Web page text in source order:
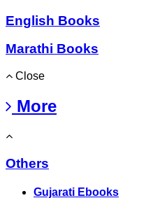
English Books
Marathi Books
Close
More
Others
Gujarati Ebooks